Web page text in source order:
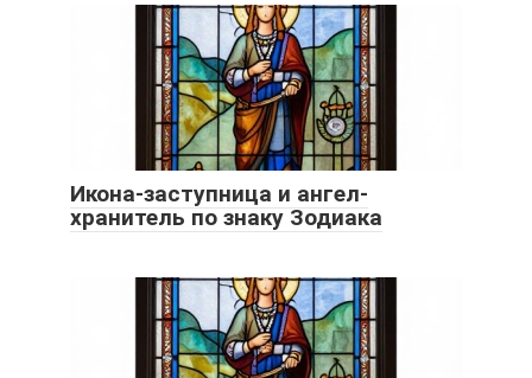
Икона-заступница и ангел-
хранитель по знаку Зодиака